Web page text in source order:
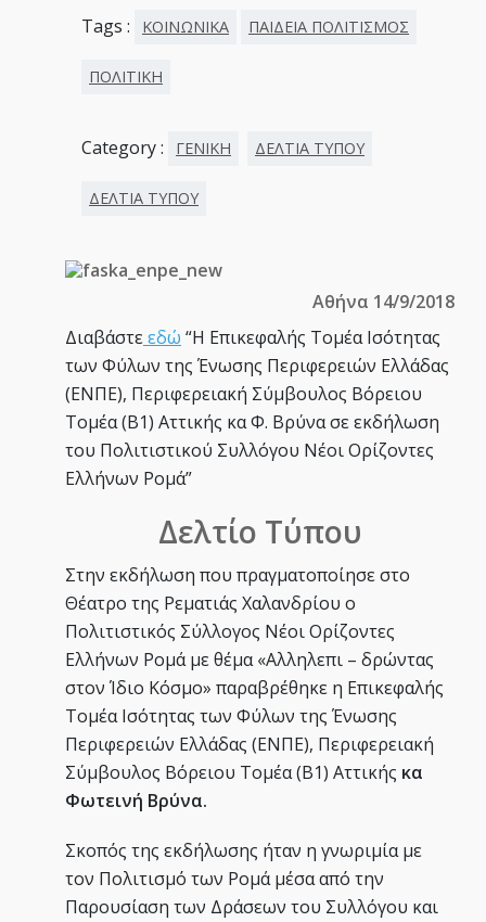
Tags : ΚΟΙΝΩΝΙΚΑ ΠΑΙΔΕΙΑ ΠΟΛΙΤΙΣΜΟΣ
ΠΟΛΙΤΙΚΗ
Category : ΓΕΝΙΚΗ ΔΕΛΤΙΑ ΤΥΠΟΥ
ΔΕΛΤΙΑ ΤΥΠΟΥ
Αθήνα 14/9/2018
Διαβάστεεδώ “Η Επικεφαλής Τομέα Ισότητας
των Φύλων της Ένωσης Περιφερειών Ελλάδας
(ΕΝΠΕ), Περιφερειακή Σύμβουλος Βόρειου
Τομέα (Β1) Αττικής κα Φ. Βρύνα σε εκδήλωση
του Πολιτιστικού Συλλόγου Νέοι Ορίζοντες
Ελλήνων Ρομά”
Δελτίο Τύπου
Στην εκδήλωση που πραγματοποίησε στο
Θέατρο της Ρεματιάς Χαλανδρίου ο
Πολιτιστικός Σύλλογος Νέοι Ορίζοντες
Ελλήνων Ρομά με θέμα «Αλληλεπι – δρώντας
στον Ίδιο Κόσμο» παραβρέθηκε η Επικεφαλής
Τομέα Ισότητας των Φύλων της Ένωσης
Περιφερειών Ελλάδας (ΕΝΠΕ), Περιφερειακή
Σύμβουλος Βόρειου Τομέα (Β1) Αττικής κα
Φωτεινή Βρύνα.
Σκοπός της εκδήλωσης ήταν η γνωριμία με
τον Πολιτισμό των Ρομά μέσα από την
Παρουσίαση των Δράσεων του Συλλόγου και